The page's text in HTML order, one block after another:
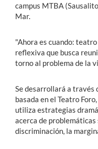
campus MTBA
Mar.
"Ahora es cuando:
reflexiva que busca
torno al problema de la
Se desarrollará a través
basada en el Teatro
utiliza estrategias
acerca de problemáticas
discriminación, la